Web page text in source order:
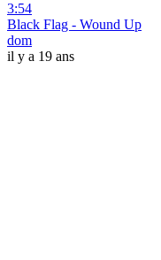
3:54
Black Flag - Wound Up
dom
il y a 19 ans